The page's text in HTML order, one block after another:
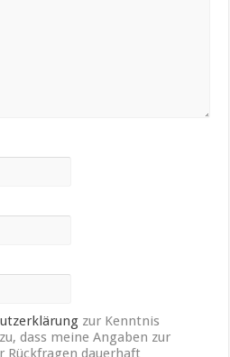
zur Kenntnis
dass meine Angaben zur
Rückfragen dauerhaft